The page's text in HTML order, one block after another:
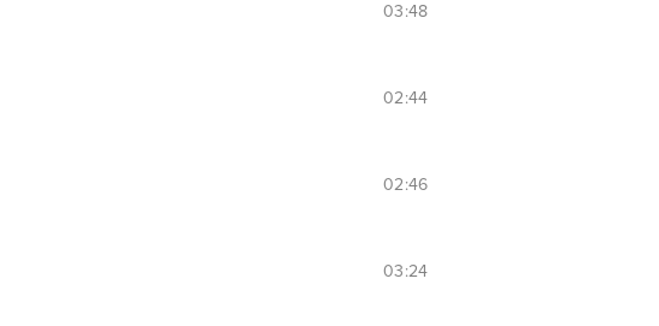
03:48
02:44
02:46
03:24